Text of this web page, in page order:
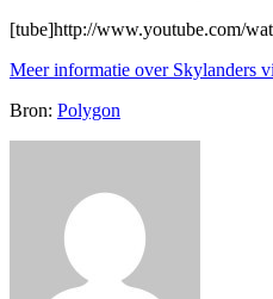
[tube]http://www.youtube.com/
Meer informatie over Skylanders
Bron: Polygon